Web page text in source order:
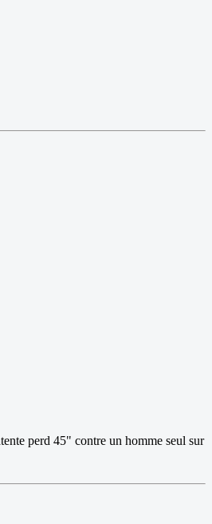
perd 45" contre un homme seul sur